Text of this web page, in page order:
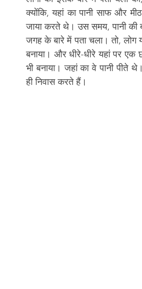
क्योंकि, यहां का पानी साफ और
जाया करते थे। उस समय, पानी
जगह के बारे में पता चला। तो,
बनाया। और धीरे-धीरे यहां पर
भी बनाया। जहां का वे पानी पीते
ही निवास करते हैं।